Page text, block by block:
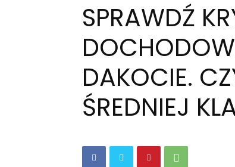
SPRAWDŹ
DAKOCIE.
ŚREDNIEJ